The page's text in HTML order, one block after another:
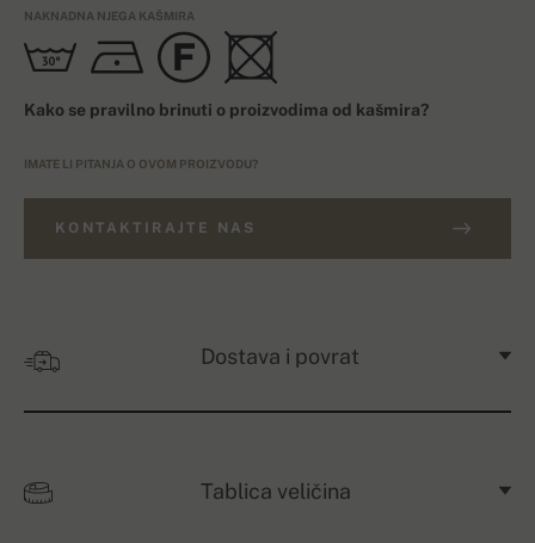
NAKNADNA NJEGA KAŠMIRA
Kako se pravilno brinuti o proizvodima od kašmira?
IMATE LI PITANJA O OVOM PROIZVODU?
KONTAKTIRAJTE NAS
Dostava i povrat
Tablica veličina